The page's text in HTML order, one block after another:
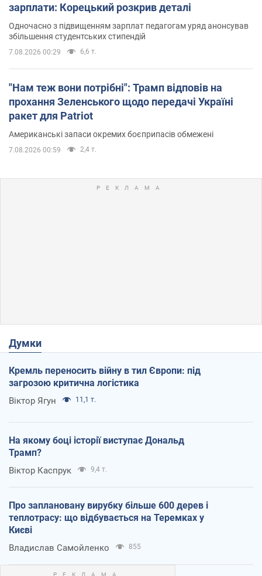
зарплати: Корецький розкрив деталі
Одночасно з підвищенням зарплат педагогам уряд анонсував
збільшення студентських стипендій
7.08.2026 00:29 6,6 т.
"Нам теж вони потрібні": Трамп відповів на
прохання Зеленського щодо передачі Україні
ракет для Patriot
Американські запаси окремих боєприпасів обмежені
7.08.2026 00:59 2,4 т.
Думки
Кремль переносить війну в тил Європи: під
загрозою критична логістика
Віктор Ягун 11,1 т.
На якому боці історії виступає Дональд
Трамп?
Віктор Каспрук 9,4 т.
Про заплановану вирубку більше 600 дерев і
теплотрасу: що відбувається на Теремках у
Києві
Владислав Самойленко 855